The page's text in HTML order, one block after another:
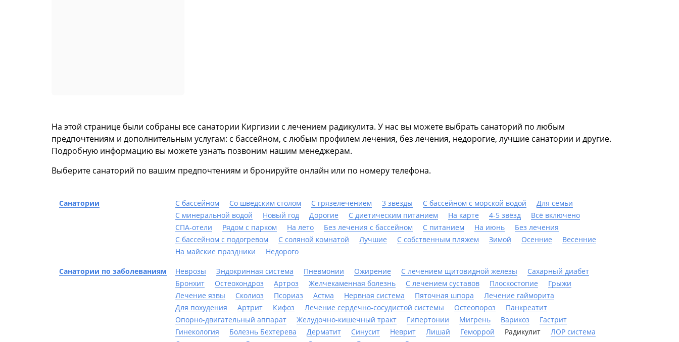
На этой странице были собраны все санатории Киргизии с лечением радикулита. У нас вы можете выбрать санаторий по любым
предпочтениям и дополнительным услугам: с бассейном, с любым профилем лечения, без лечения, недорогие, лучшие санатории и другие.
Подробную информацию вы можете узнать позвоним нашим менеджерам.
Выберите санаторий по вашим предпочтениям и бронируйте онлайн или по номеру телефона.
Санатории C бассейном Со шведским столом С грязелечением 3 звезды С бассейном с морской водой
Для семьи
С минеральной водой
Новый год Дорогие С диетическим питанием На карте 4-5 звёзд
Всё включено
СПА-отели
Рядом с парком На лето Без лечения с бассейном С питанием На июнь
Без лечения
С бассейном с подогревом
С соляной комнатой Лучшие С собственным пляжем Зимой Осенние
Весенние
На майские праздники
Недорого
Санатории по заболеваниям Неврозы Эндокринная система Пневмонии Ожирение С лечением щитовидной железы
Сахарный диабет
Бронхит
Остеохондроз Артроз Желчекаменная болезнь С лечением суставов Плоскостопие
Грыжи
Лечение язвы
Сколиоз Псориаз Астма Нервная система Пяточная шпора
Лечение гайморита
Для похудения
Артрит Кифоз Лечение сердечно-сосудистой системы Остеопороз
Панкреатит
Опорно-двигательный аппарат
Желудочно-кишечный тракт Гипертонии Мигрень Варикоз
Гастрит
Гинекология
Болезнь Бехтерева Дерматит Синусит Неврит Лишай Геморрой Радикулит
ЛОР система